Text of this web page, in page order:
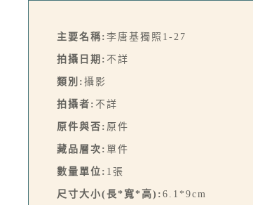
主要名稱: 李唐基獨照1-27
拍攝日期: 不詳
類別: 攝影
拍攝者: 不詳
原件與否: 原件
藏品層次: 單件
數量單位: 1張
尺寸大小(長*寬*高): 6.1*9cm